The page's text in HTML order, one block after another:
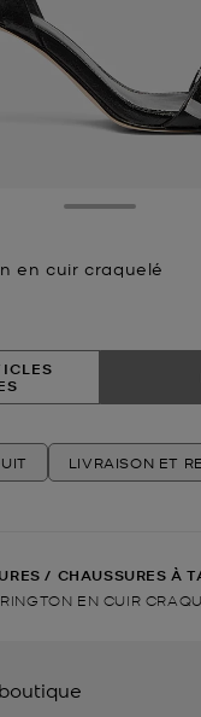
en cuir craquelé
LIVRAISON ET
/ CHAUSSURES À
EN CUIR